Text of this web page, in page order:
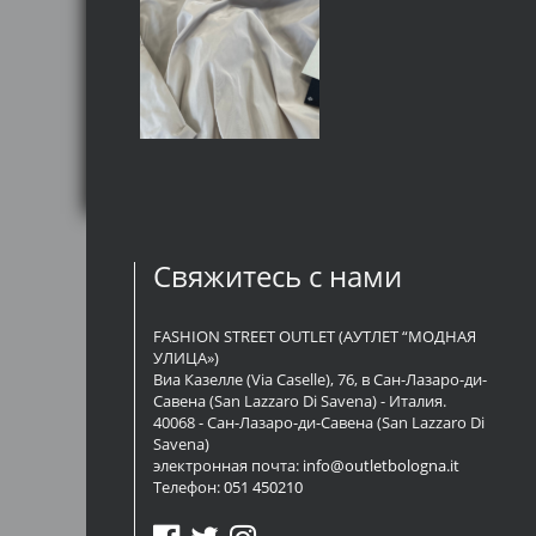
Свяжитесь с нами
FASHION STREET OUTLET (АУТЛЕТ “МОДНАЯ
УЛИЦА»)
Виа Казелле (Via Caselle), 76, в Сан-Лазаро-ди-
Савена (San Lazzaro Di Savena) - Италия.
40068 - Сан-Лазаро-ди-Савена (San Lazzaro Di
Savena)
электронная почта: info@outletbologna.it
Телефон:051 450210